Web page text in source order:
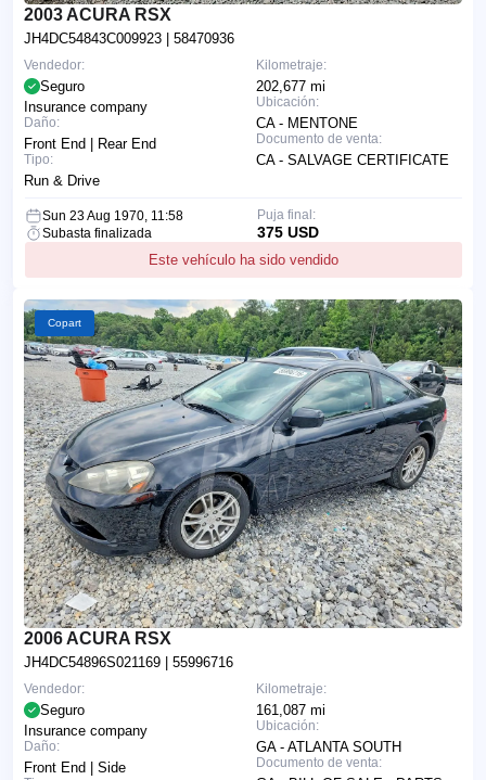
2003 ACURA RSX
JH4DC54843C009923 | 58470936
Kilometraje:
202,677 mi
Ubicación:
CA - MENTONE
Documento de venta:
CA - SALVAGE CERTIFICATE
Vendedor:
Seguro
Insurance company
Daño:
Front End | Rear End
Tipo:
Run & Drive
Sun 23 Aug 1970, 11:58
Subasta finalizada
Este vehículo ha sido vendido
Puja final:
375 USD
Copart
2006 ACURA RSX
JH4DC54896S021169 | 55996716
Kilometraje:
161,087 mi
Ubicación:
GA - ATLANTA SOUTH
Documento de venta:
Vendedor:
Seguro
Insurance company
Daño:
Front End | Side